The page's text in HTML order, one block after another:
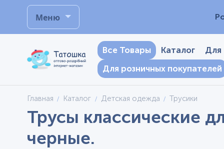
Меню
Все Товары Каталог
Для
Для розничных покупателей
Главная Каталог Детская одежда Трусики
Трусы классические
черные.